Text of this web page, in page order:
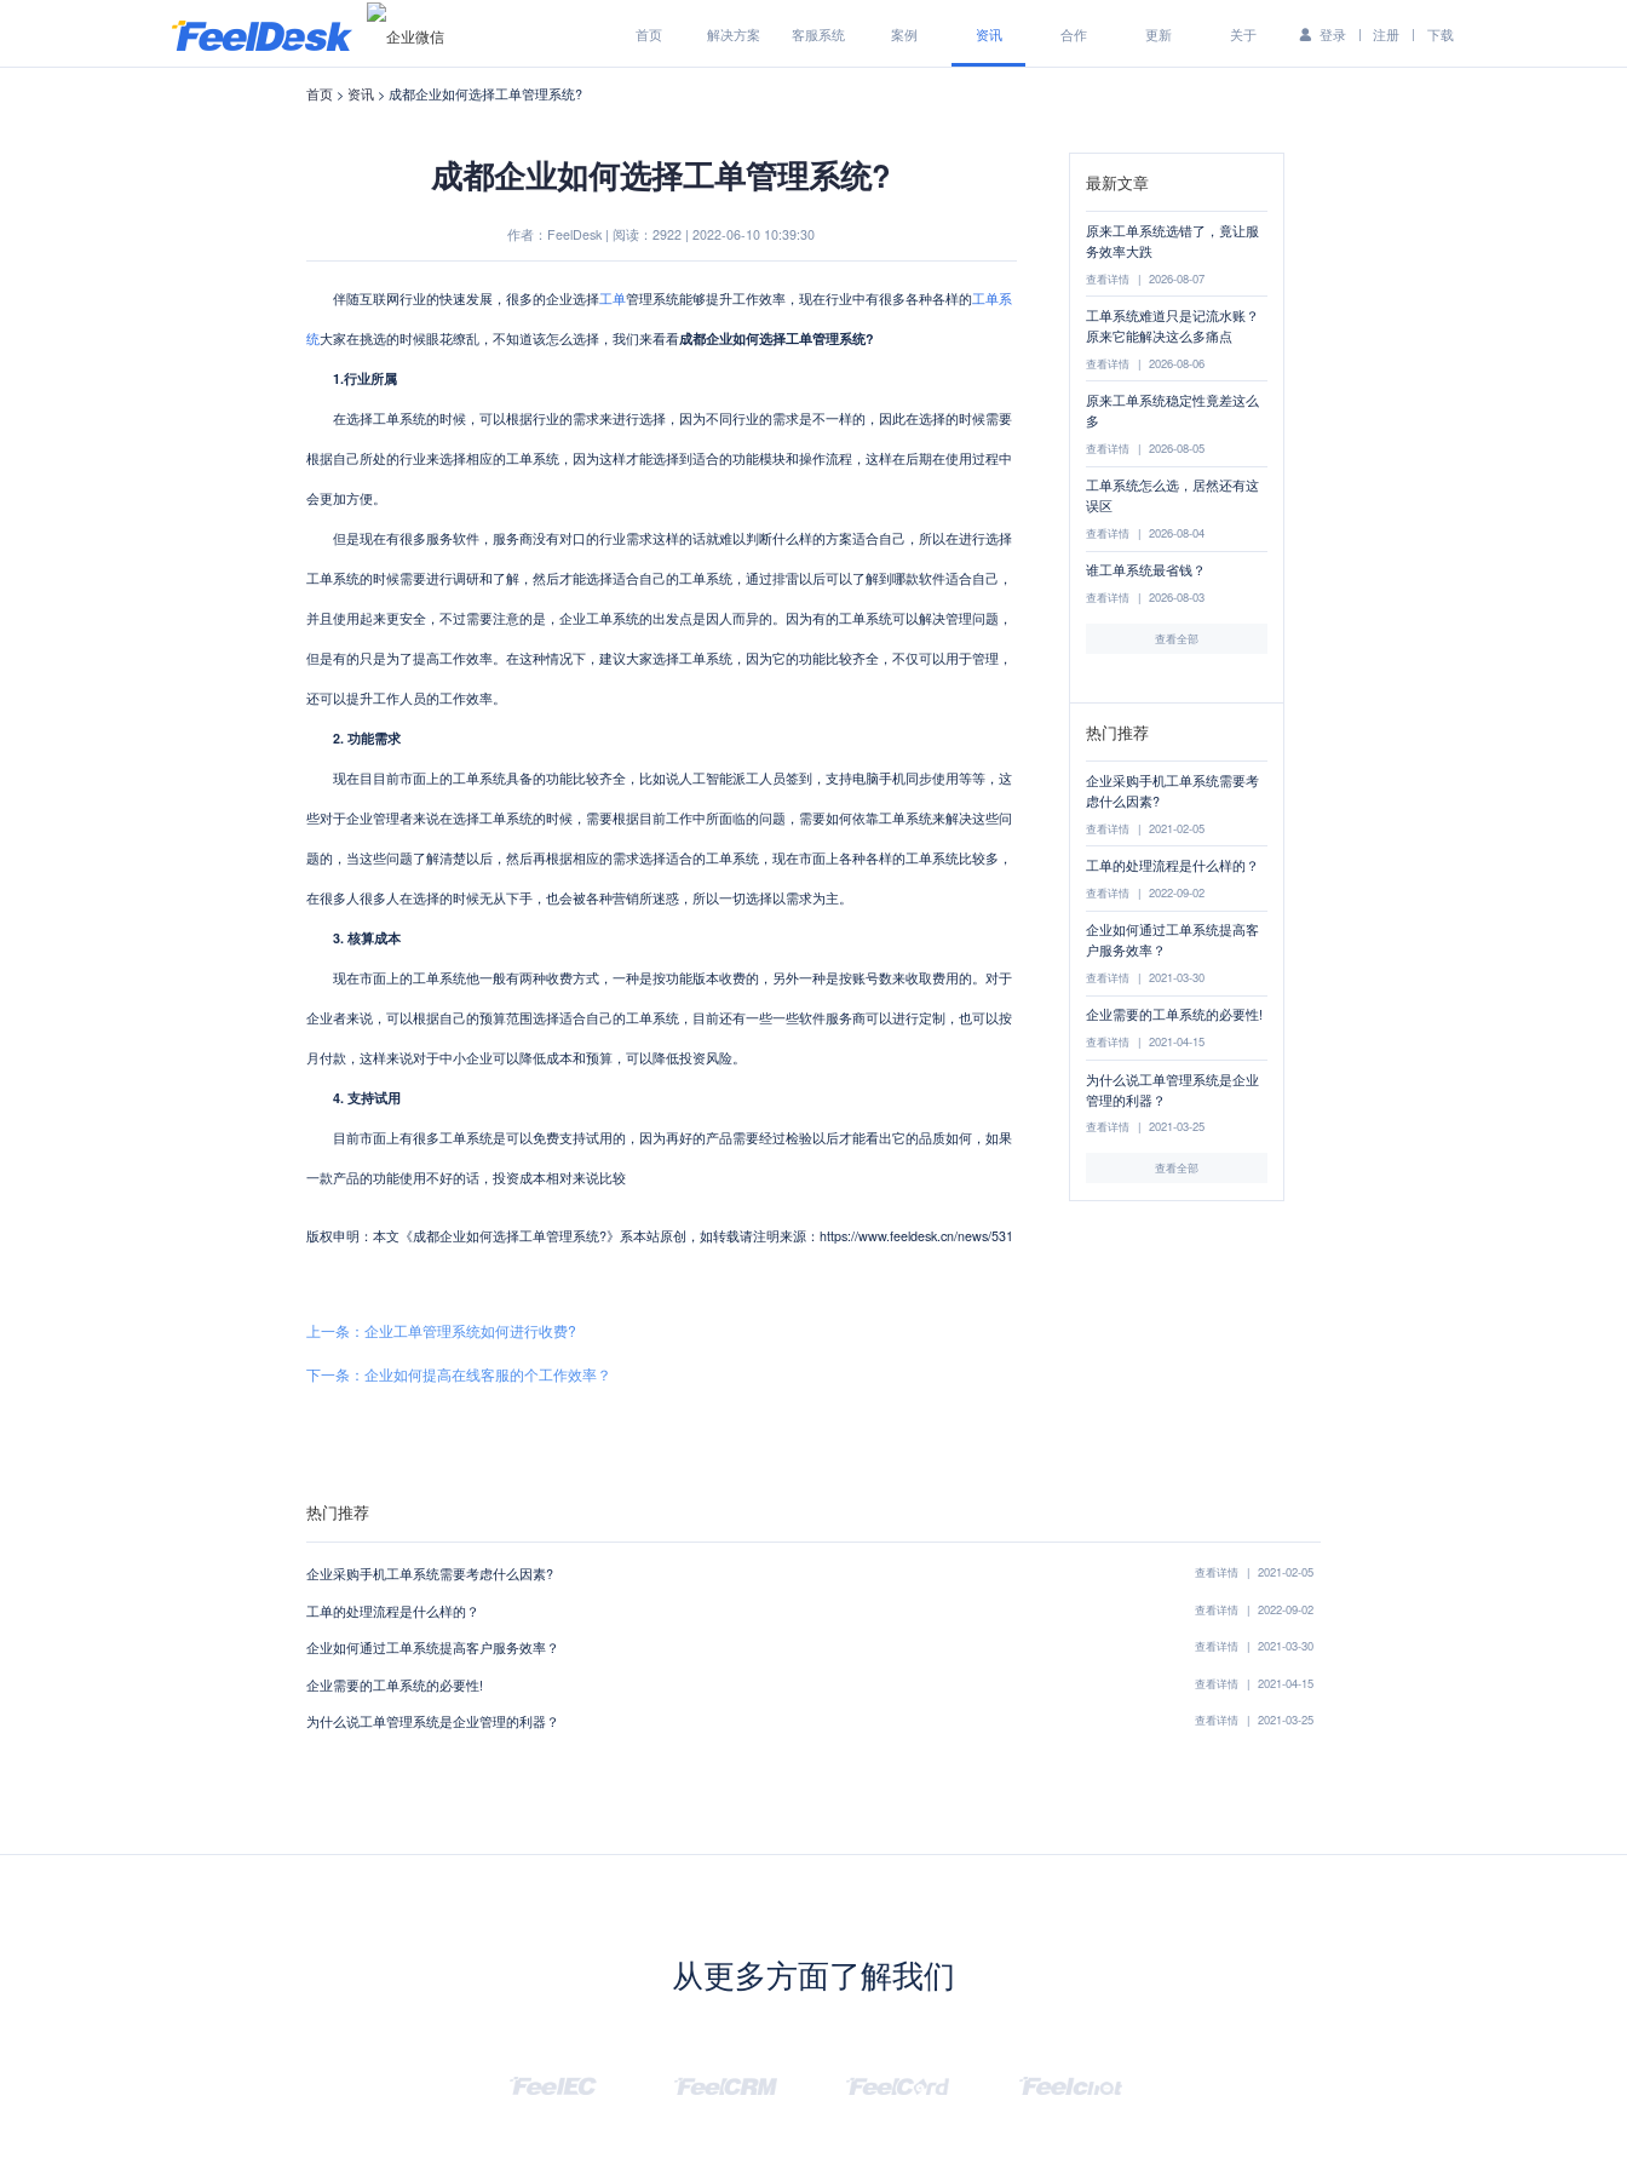
首页 解决方案 客服系统 案例 资讯 合作 更新 关于 登录 | 注册 | 下载
首页> 资讯> 成都企业如何选择工单管理系统?
成都企业如何选择工单管理系统?
作者：FeelDesk | 阅读：2922 | 2022-06-10 10:39:30
伴随互联网行业的快速发展，很多的企业选择工单管理系统能够提升工作效率，现在行业中有很多各种各样的工单系
统大家在挑选的时候眼花缭乱，不知道该怎么选择，我们来看看成都企业如何选择工单管理系统?
1.行业所属
在选择工单系统的时候，可以根据行业的需求来进行选择，因为不同行业的需求是不一样的，因此在选择的时候需要
根据自己所处的行业来选择相应的工单系统，因为这样才能选择到适合的功能模块和操作流程，这样在后期在使用过程中
会更加方便。
但是现在有很多服务软件，服务商没有对口的行业需求这样的话就难以判断什么样的方案适合自己，所以在进行选择
工单系统的时候需要进行调研和了解，然后才能选择适合自己的工单系统，通过排雷以后可以了解到哪款软件适合自己，
并且使用起来更安全，不过需要注意的是，企业工单系统的出发点是因人而异的。因为有的工单系统可以解决管理问题，
但是有的只是为了提高工作效率。在这种情况下，建议大家选择工单系统，因为它的功能比较齐全，不仅可以用于管理，
还可以提升工作人员的工作效率。
2. 功能需求
现在目目前市面上的工单系统具备的功能比较齐全，比如说人工智能派工人员签到，支持电脑手机同步使用等等，这
些对于企业管理者来说在选择工单系统的时候，需要根据目前工作中所面临的问题，需要如何依靠工单系统来解决这些问
题的，当这些问题了解清楚以后，然后再根据相应的需求选择适合的工单系统，现在市面上各种各样的工单系统比较多，
在很多人很多人在选择的时候无从下手，也会被各种营销所迷惑，所以一切选择以需求为主。
3. 核算成本
现在市面上的工单系统他一般有两种收费方式，一种是按功能版本收费的，另外一种是按账号数来收取费用的。对于
企业者来说，可以根据自己的预算范围选择适合自己的工单系统，目前还有一些一些软件服务商可以进行定制，也可以按
月付款，这样来说对于中小企业可以降低成本和预算，可以降低投资风险。
4. 支持试用
目前市面上有很多工单系统是可以免费支持试用的，因为再好的产品需要经过检验以后才能看出它的品质如何，如果
一款产品的功能使用不好的话，投资成本相对来说比较
版权申明：本文《成都企业如何选择工单管理系统?》系本站原创，如转载请注明来源：https://www.feeldesk.cn/news/531
最新文章
原来工单系统选错了，竟让服
务效率大跌
查看详情 | 2026-08-07
工单系统难道只是记流水账？
原来它能解决这么多痛点
查看详情 | 2026-08-06
原来工单系统稳定性竟差这么
多
查看详情 | 2026-08-05
工单系统怎么选，居然还有这
误区
查看详情 | 2026-08-04
谁工单系统最省钱？
查看详情 | 2026-08-03
查看全部
热门推荐
企业采购手机工单系统需要考
虑什么因素?
查看详情 | 2021-02-05
工单的处理流程是什么样的？
查看详情 | 2022-09-02
企业如何通过工单系统提高客
户服务效率？
查看详情 | 2021-03-30
企业需要的工单系统的必要性!
查看详情 | 2021-04-15
为什么说工单管理系统是企业
管理的利器？
查看详情 | 2021-03-25
查看全部
上一条：企业工单管理系统如何进行收费?
下一条：企业如何提高在线客服的个工作效率？
热门推荐
企业采购手机工单系统需要考虑什么因素? 查看详情 | 2021-02-05
工单的处理流程是什么样的？ 查看详情 | 2022-09-02
企业如何通过工单系统提高客户服务效率？ 查看详情 | 2021-03-30
企业需要的工单系统的必要性! 查看详情 | 2021-04-15
为什么说工单管理系统是企业管理的利器？ 查看详情 | 2021-03-25
从更多方面了解我们